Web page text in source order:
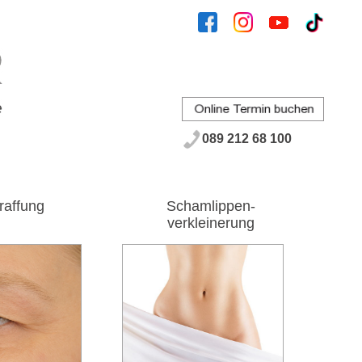
089 212 68 100
Schamlippen-
verkleinerung